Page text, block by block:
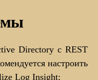
Directory с REST
настроить
Log Insight;